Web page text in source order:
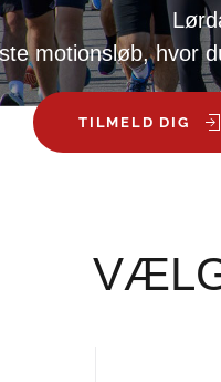
motionsløb, hvor
TILMELD DIG